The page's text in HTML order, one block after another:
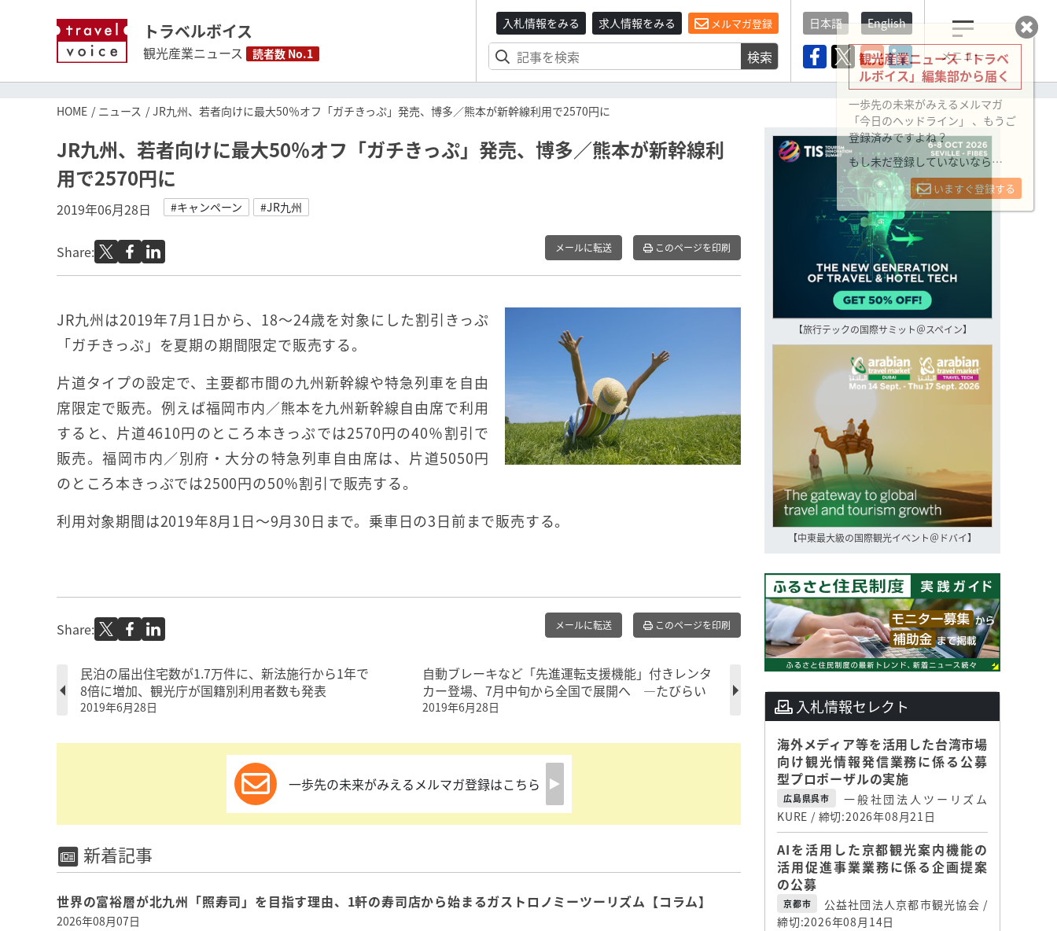
トラベルボイス
観光産業ニュース 読者数 No.1
入札情報をみる 求人情報をみる メルマガ登録
検索
日本語 English
メニュー
HOME ニュース JR九州、若者向けに最大50％オフ「ガチきっぷ」発売、博多／熊本が新幹線利用で2570円に
JR九州、若者向けに最大50％オフ「ガチきっぷ」発売、博多／熊本が新幹線利
用で2570円に
2019年06月28日 #キャンペーン #JR九州
Share: メールに転送 このページを印刷
JR九州は2019年7月1日から、18～24歳を対象にした割引きっぷ
「ガチきっぷ」を夏期の期間限定で販売する。
片道タイプの設定で、主要都市間の九州新幹線や特急列車を自由
席限定で販売。例えば福岡市内／熊本を九州新幹線自由席で利用
すると、片道4610円のところ本きっぷでは2570円の40％割引で
販売。福岡市内／別府・大分の特急列車自由席は、片道5050円
のところ本きっぷでは2500円の50％割引で販売する。
利用対象期間は2019年8月1日～9月30日まで。乗車日の3日前まで販売する。
Share: メールに転送 このページを印刷
民泊の届出住宅数が1.7万件に、新法施行から1年で
8倍に増加、観光庁が国籍別利用者数も発表
2019年6月28日
自動ブレーキなど「先進運転支援機能」付きレンタ
カー登場、7月中旬から全国で展開へ ―たびらい
2019年6月28日
一歩先の未来がみえるメルマガ登録はこちら
新着記事
世界の富裕層が北九州「照寿司」を目指す理由、1軒の寿司店から始まるガストロノミーツーリズム【コラム】
2026年08月07日
【旅行テックの国際サミット＠スペイン】
【中東最大級の国際観光イベント＠ドバイ】
入札情報セレクト
海外メディア等を活用した台湾市場
向け観光情報発信業務に係る公募
型プロポーザルの実施
広島県呉市
一般社団法人ツーリズム
KURE / 締切:2026年08月21日
AIを活用した京都観光案内機能の
活用促進事業業務に係る企画提案
の公募
京都市
公益社団法人京都市観光協会 /
締切:2026年08月14日
観光産業ニュース「トラベ
ルボイス」編集部から届く
一歩先の未来がみえるメルマガ
「今日のヘッドライン」 、もうご
登録済みですよね？
もし未だ登録していないなら…
いますぐ登録する